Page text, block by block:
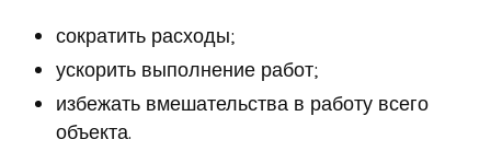
сократить расходы;
ускорить выполнение работ;
избежать вмешательства в работу всего
объекта.